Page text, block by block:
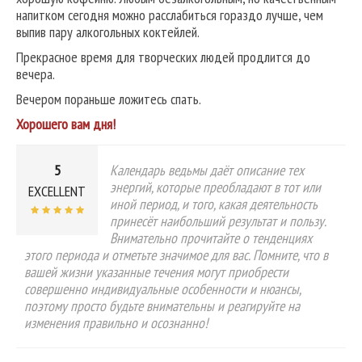
напитком сегодня можно расслабиться гораздо лучше, чем
выпив пару алкогольных коктейлей.
Прекрасное время для творческих людей продлится до
вечера.
Вечером пораньше ложитесь спать.
Хорошего вам дня!
5
EXCELLENT
Календарь ведьмы даёт описание тех
энергий, которые преобладают в тот или
иной период, и того, какая деятельность
принесёт наибольший результат и пользу.
Внимательно прочитайте о тенденциях
этого периода и отметьте значимое для вас. Помните, что в
вашей жизни указанные течения могут приобрести
совершенно индивидуальные особенности и нюансы,
поэтому просто будьте внимательны и реагируйте на
изменения правильно и осознанно!